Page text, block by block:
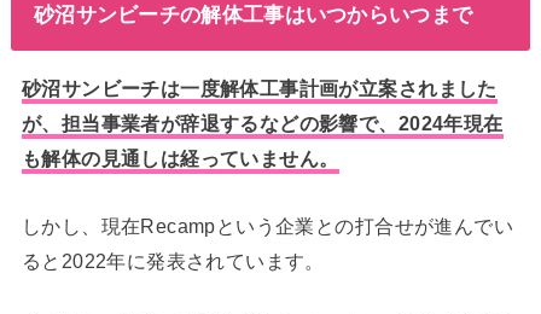
砂沼サンビーチの解体工事はいつからいつまで
砂沼サンビーチは一度解体工事計画が立案されました
が、担当事業者が辞退するなどの影響で、2024年現在
も解体の見通しは経っていません。
しかし、現在Recampという企業との打合せが進んでい
ると2022年に発表されています。